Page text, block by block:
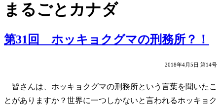
まるごとカナダ
第31回 ホッキョクグマの刑務所？！
2018年4月5日 第14号
皆さんは、ホッキョクグマの刑務所という言葉を聞いたこ
とがありますか？世界に一つしかないと言われるホッキョク